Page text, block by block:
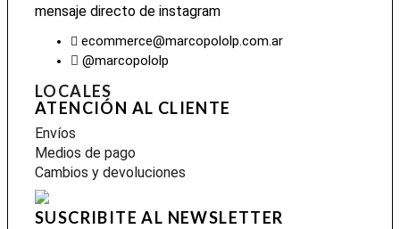
mensaje directo de instagram
ecommerce@marcopololp.com.ar
@marcopololp
LOCALES
ATENCIÓN AL CLIENTE
Envíos
Medios de pago
Cambios y devoluciones
SUSCRIBITE AL NEWSLETTER